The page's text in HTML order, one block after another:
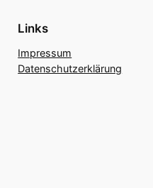
Links
Impressum
Datenschutzerklärung